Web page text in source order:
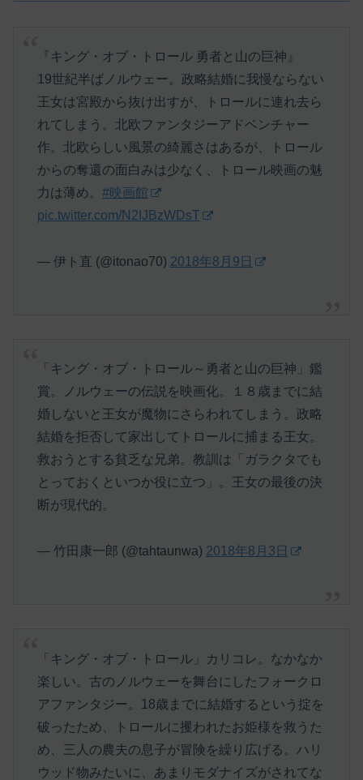
『キング・オブ・トロール 勇者と山の巨神』
19世紀半ばノルウェー。政略結婚に我慢ならない
王女は宮殿から抜け出すが、トロールに連れ去ら
れてしまう。北欧ファンタジーアドベンチャー
作。北欧らしい風景の綺麗さはあるが、トロール
からの奪還の面白みは少なく、トロール映画の魅
力は薄め。 #映画館
pic.twitter.com/N2IJBzWDsT
— 伊ト直 (@itonao70) 2018年8月9日
「キング・オブ・トロール～勇者と山の巨神」鑑
賞。ノルウェーの伝説を映画化。１８歳までに結
婚しないと王女が魔物にさらわれてしまう。政略
結婚を拒否して家出してトロールに捕まる王女。
救おうとする貧乏な兄弟。教訓は「ガラクタでも
とっておくといつか役に立つ」。王女の最後の決
断が現代的。
— 竹田康一郎 (@tahtaunwa) 2018年8月3日
「キング・オブ・トロール」カリコレ。なかなか
楽しい。古のノルウェーを舞台にしたフォークロ
アファンタジー。18歳までに結婚するという掟を
破ったため、トロールに攫われたお姫様を救うた
め、三人の農夫の息子が冒険を繰り広げる。ハリ
ウッド物みたいに、あまりモダナイズがされてな